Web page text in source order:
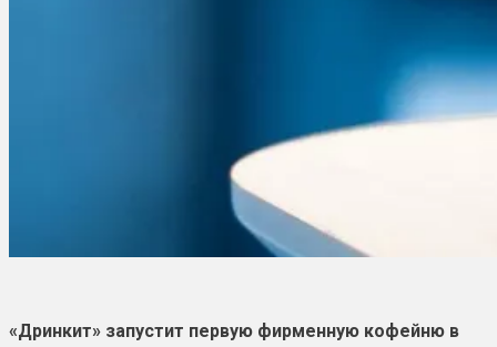
«Дринкит» запустит первую фирменную кофейню в